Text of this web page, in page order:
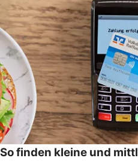
So finden kleine und